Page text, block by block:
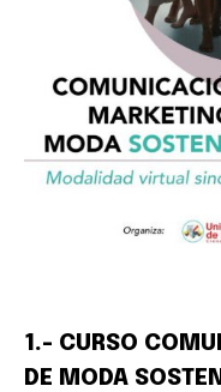
1.- CURSO
DE MODA